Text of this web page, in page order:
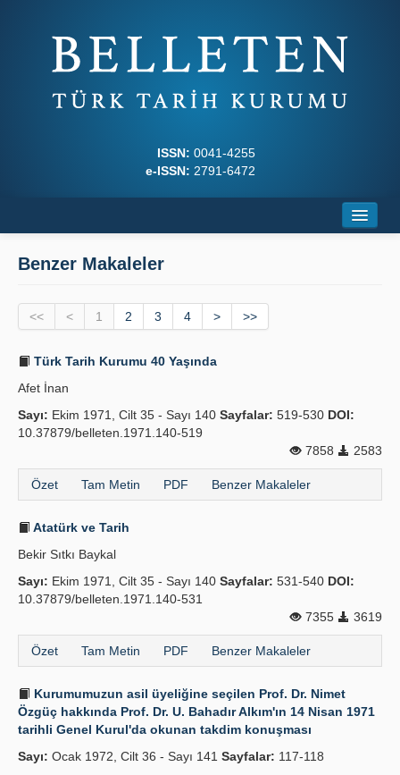
ISSN: 0041-4255
e-ISSN: 2791-6472
Dergi Kurulları
İlkeler
Yayın Politikaları
Benzer Makaleler
<< < 1 2 3 4 > >>
Türk Tarih Kurumu 40 Yaşında
Afet İnan
Sayı: Ekim 1971, Cilt 35 - Sayı 140 Sayfalar: 519-530 DOI:
10.37879/belleten.1971.140-519
7858
2583
Özet Tam Metin PDF Benzer Makaleler
Atatürk ve Tarih
Bekir Sıtkı Baykal
Sayı: Ekim 1971, Cilt 35 - Sayı 140 Sayfalar: 531-540 DOI:
10.37879/belleten.1971.140-531
7355
3619
Özet Tam Metin PDF Benzer Makaleler
Kurumumuzun asil üyeliğine seçilen Prof. Dr. Nimet
Özgüç hakkında Prof. Dr. U. Bahadır Alkım'ın 14 Nisan 1971
tarihli Genel Kurul'da okunan takdim konuşması
Sayı: Ocak 1972, Cilt 36 - Sayı 141 Sayfalar: 117-118